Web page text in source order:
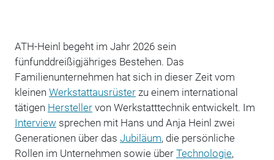
ATH-Heinl begeht im Jahr 2026 sein
fünfunddreißigjähriges Bestehen. Das
Familienunternehmen hat sich in dieser Zeit vom
kleinen Werkstattausrüsterzu einem international
tätigen Herstellervon Werkstatttechnik entwickelt. Im
Interview sprechen mit Hans und Anja Heinl zwei
Generationen über das Jubiläum, die persönliche
Rollen im Unternehmen sowie über Technologie,